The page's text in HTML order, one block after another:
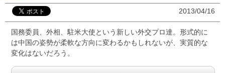
2013/04/16
国務委員、外相、駐米大使という新しい外交プロ達。形式的に
は中国の姿勢が柔軟な方向に変わるかもしれないが、実質的な
変化はないだろう。